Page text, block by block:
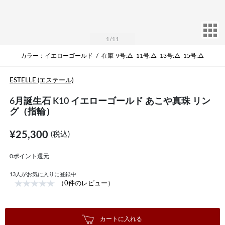
1 /11
カラー：イエローゴールド / 在庫 9号:△ 11号:△ 13号:△ 15号:△
ESTELLE (エステール)
6月誕生石 K10 イエローゴールド あこや真珠 リン
グ（指輪）
¥25,300(税込)
0ポイント還元
13 人がお気に入りに登録中
（0件のレビュー）
カートに入れる